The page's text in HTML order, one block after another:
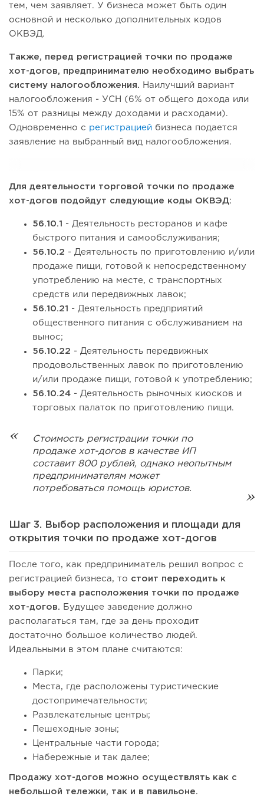
тем, чем заявляет. У бизнеса может быть один
основной и несколько дополнительных кодов
ОКВЭД.
Также, перед регистрацией точки по продаже
хот-догов, предпринимателю необходимо выбрать
систему налогообложения. Наилучший вариант
налогообложения - УСН (6% от общего дохода или
15% от разницы между доходами и расходами).
Одновременно с регистрацией бизнеса подается
заявление на выбранный вид налогообложения.
Для деятельности торговой точки по продаже
хот-догов подойдут следующие коды ОКВЭД:
56.10.1
- Деятельность ресторанов и кафе
быстрого питания и самообслуживания;
56.10.2 - Деятельность по приготовлению и/или
продаже пищи, готовой к непосредственному
употреблению на месте, с транспортных
средств или передвижных лавок;
56.10.21
- Деятельность предприятий
общественного питания с обслуживанием на
вынос;
56.10.22 - Деятельность передвижных
продовольственных лавок по приготовлению
и/или продаже пищи, готовой к употреблению;
56.10.24 - Деятельность рыночных киосков и
торговых палаток по приготовлению пищи.
Стоимость регистрации точки по
продаже хот-догов в качестве ИП
составит 800 рублей, однако неопытным
предпринимателям может
потребоваться помощь юристов.
Шаг 3. Выбор расположения и площади для
открытия точки по продаже хот-догов
После того, как предприниматель решил вопрос с
регистрацией бизнеса, то стоит переходить к
выбору места расположения точки по продаже
хот-догов.
Будущее заведение должно
располагаться там, где за день проходит
достаточно большое количество людей.
Идеальными в этом плане считаются:
Парки;
Места, где расположены туристические
достопримечательности;
Развлекательные центры;
Пешеходные зоны;
Центральные части города;
Набережные и так далее;
Продажу хот-догов можно осуществлять как с
небольшой тележки, так и в павильоне.